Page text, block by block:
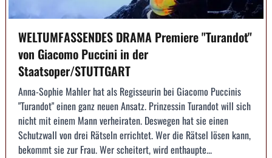
WELTUMFASSENDES DRAMA Premiere "Turandot"
von Giacomo Puccini in der
Staatsoper/STUTTGART
Anna-Sophie Mahler hat als Regisseurin bei Giacomo Puccinis
"Turandot" einen ganz neuen Ansatz. Prinzessin Turandot will sich
nicht mit einem Mann verheiraten. Deswegen hat sie einen
Schutzwall von drei Rätseln errichtet. Wer die Rätsel lösen kann,
bekommt sie zur Frau. Wer scheitert, wird enthaupte...